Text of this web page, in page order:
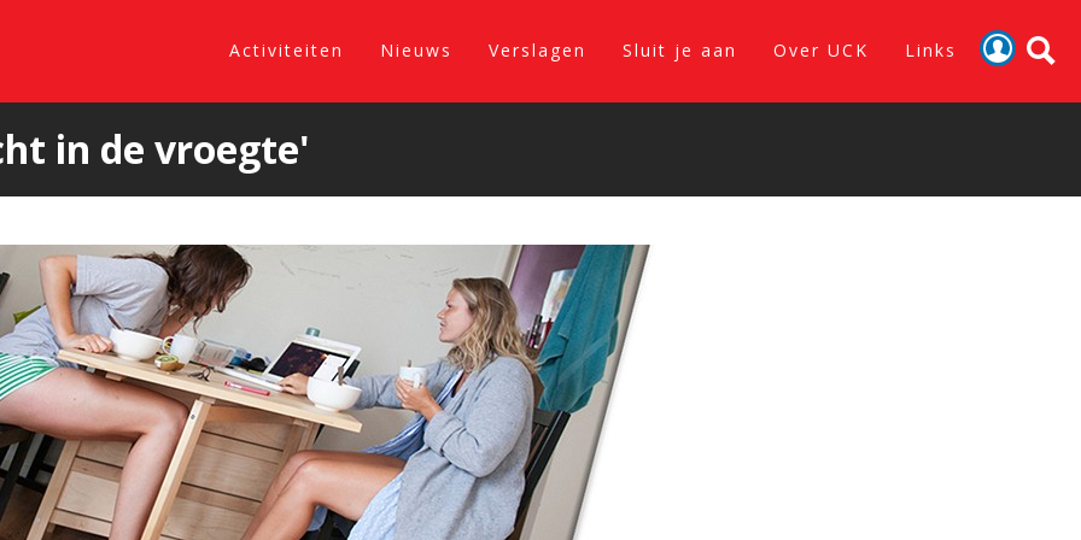
Activiteiten Nieuws Verslagen Sluit je aan Over UCK Links
in de vroegte'